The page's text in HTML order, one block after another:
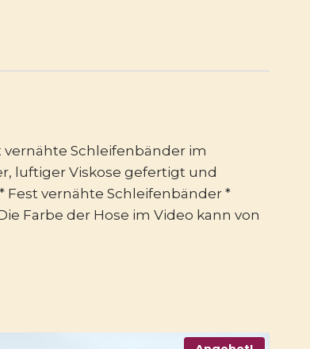
Schleifenbänder im
luftiger Viskose gefertigt und
vernähte Schleifenbänder *
Farbe der Hose im Video kann von